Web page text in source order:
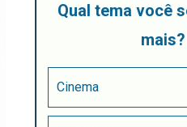
Qual tema você
mais?
Cinema